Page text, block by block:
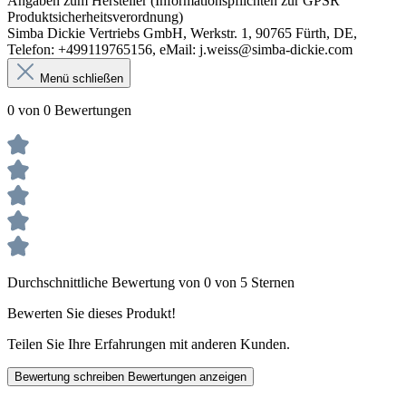
Produktsicherheitsverordnung)
Simba Dickie Vertriebs GmbH, Werkstr. 1, 90765 Fürth, DE,
Telefon: +499119765156, eMail: j.weiss@simba-dickie.com
Menü schließen
0 von 0 Bewertungen
Durchschnittliche Bewertung von 0 von 5 Sternen
Bewerten Sie dieses Produkt!
Teilen Sie Ihre Erfahrungen mit anderen Kunden.
Bewertung schreiben Bewertungen anzeigen